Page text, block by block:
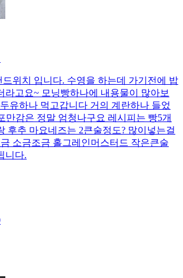
위치 입니다. 수영을 하는데 가기전에 밥
라고요~ 모닝빵하나에 내용물이 많아보
유하나 먹고갑니다 거의 계란하나 들었
만감은 정말 엄청나구요 레시피는 빵5개
후추 마요네즈는 2큰술정도? 많이넣는걸
소금조금 홀그레인머스터드 작은큰술
니다.